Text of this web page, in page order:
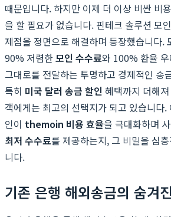
때문입니다. 하지만 이제 더 이상 비싼 비
을 할 필요가 없습니다. 핀테크 솔루션 모
제점을 정면으로 해결하며 등장했습니다.
90% 저렴한모인 수수료와 100% 환율
그대로를 전달하는 투명하고 경제적인 송
특히 미국 달러 송금 할인 혜택까지 더해
객에게는 최고의 선택지가 되고 있습니다.
인이 themoin 비용 효율을 극대화하며
최저 수수료를 제공하는지, 그 비밀을 심
니다.
기존 은행 해외송금의 숨겨